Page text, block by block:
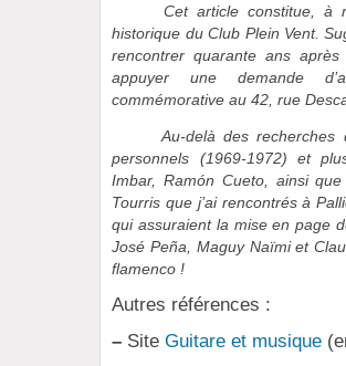
Cet article constitue, à ma
historique du Club Plein Vent.
rencontrer quarante ans
appuyer une demande
commémorative au 42, rue
Au-delà des recherches
personnels (1969-1972) et
Imbar, Ramón Cueto, ainsi
Tourris que j’ai rencontrés à
qui assuraient la mise en page
José Peña, Maguy Naïmi et
flamenco !
Autres références :
– SiteGuitare et musique